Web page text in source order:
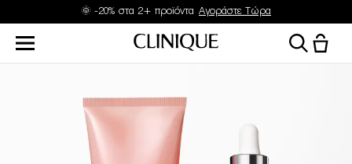
🌞 -20% στα 2+ προϊόντα Αγοράστε Τώρα